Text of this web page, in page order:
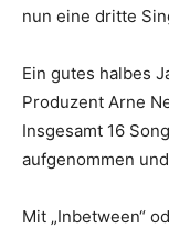
nun eine dritte
Ein gutes halbes
Produzent Arne
Insgesamt 16
aufgenommen
Mit „Inbetween“